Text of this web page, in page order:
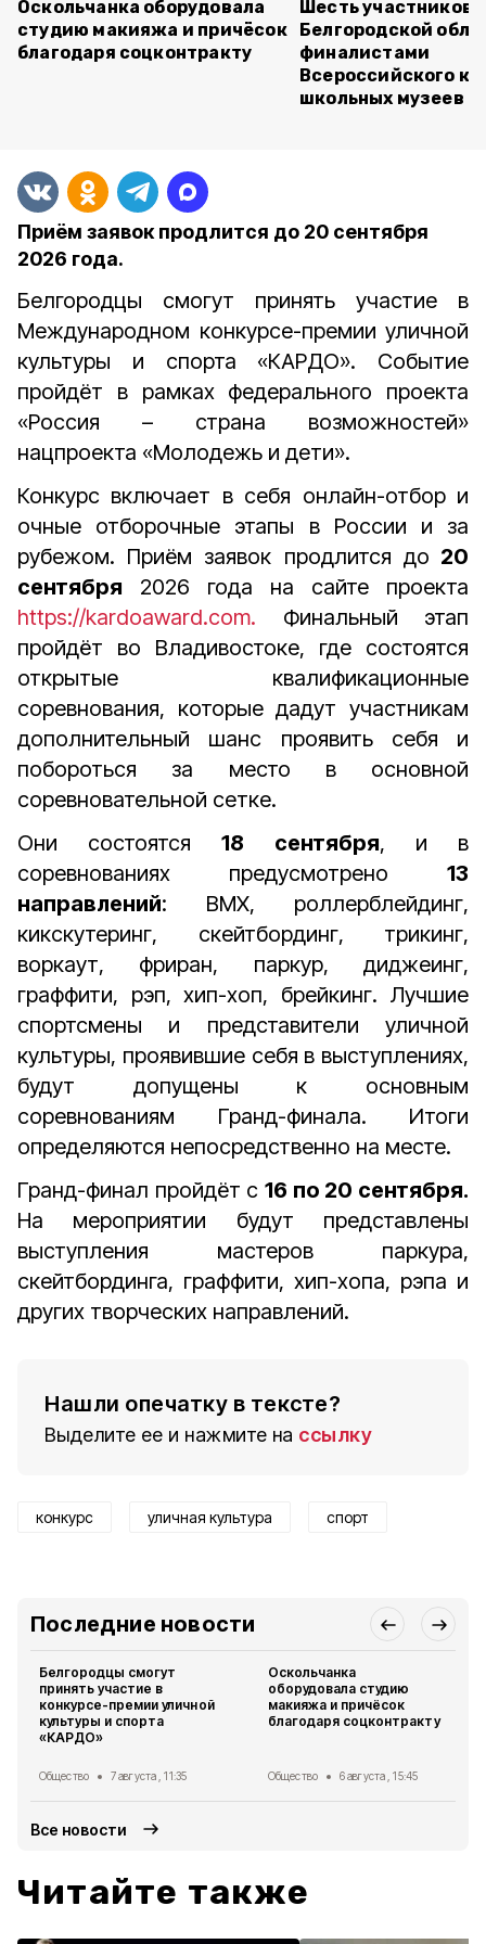
Оскольчанка оборудовала
студию макияжа и причёсок
благодаря соцконтракту
Шесть участников
Белгородской
финалистами
Всероссийского
школьных музеев
Приём заявок продлится до 20 сентября
2026 года.
Белгородцы смогут принять участие в
Международном конкурсе-премии уличной
культуры и спорта «КАРДО». Событие
пройдёт в рамках федерального проекта
«Россия – страна возможностей»
нацпроекта «Молодежь и дети».
Конкурс включает в себя онлайн-отбор и
очные отборочные этапы в России и за
рубежом. Приём заявок продлится до 20
сентября 2026 года на сайте проекта
https://kardoaward.com. Финальный этап
пройдёт во Владивостоке, где состоятся
открытые квалификационные
соревнования, которые дадут участникам
дополнительный шанс проявить себя и
побороться за место в основной
соревновательной сетке.
Они состоятся18 сентября, и в
соревнованиях предусмотрено 13
направлений: BMX, роллерблейдинг,
кикскутеринг, скейтбординг, трикинг,
воркаут, фриран, паркур, диджеинг,
граффити, рэп, хип-хоп, брейкинг. Лучшие
спортсмены и представители уличной
культуры, проявившие себя в выступлениях,
будут допущены к основным
соревнованиям Гранд-финала. Итоги
определяются непосредственно на месте.
Гранд-финал пройдёт с 16 по 20 сентября.
На мероприятии будут представлены
выступления мастеров паркура,
скейтбординга, граффити, хип-хопа, рэпа и
других творческих направлений.
Нашли опечатку в тексте?
Выделите ее и нажмите на ссылку
конкурс уличная культура спорт
Последние новости
Белгородцы смогут
принять участие в
конкурсе-премии уличной
культуры и спорта
«КАРДО»
Общество 7 августа , 11:35
Оскольчанка
оборудовала студию
макияжа и причёсок
благодаря соцконтракту
Общество 6 августа , 15:45
Все новости
Читайте также